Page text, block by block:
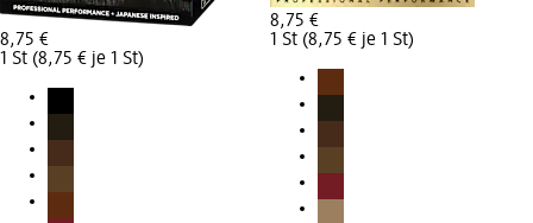
8,75 €
1 St (8,75 € je 1 St)
8,75 €
1 St (8,75 € je 1 St)